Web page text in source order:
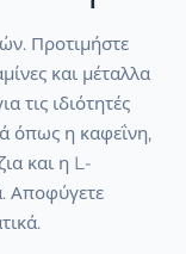
Προτιμήστε
και μέταλλα
τις ιδιότητές
όπως η καφεΐνη,
και η L-
Αποφύγετε